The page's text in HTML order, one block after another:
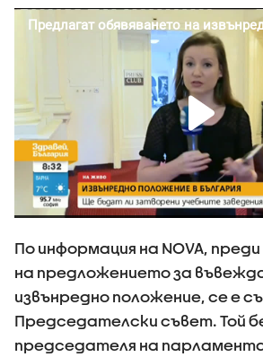
По информация на NOVA,
на предложението за
извънредно положение, се е
Председателски съвет. Той
председателя на